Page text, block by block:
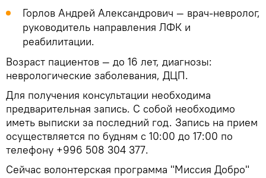
Горлов Андрей Александрович — врач-невролог,
руководитель направления ЛФК и
реабилитации.
Возраст пациентов — до 16 лет, диагнозы:
неврологические заболевания, ДЦП.
Для получения консультации необходима
предварительная запись. С собой необходимо
иметь выписки за последний год. Запись на прием
осуществляется по будням с 10:00 до 17:00 по
телефону +996 508 304 377.
Сейчас волонтерская программа "Миссия Добро"